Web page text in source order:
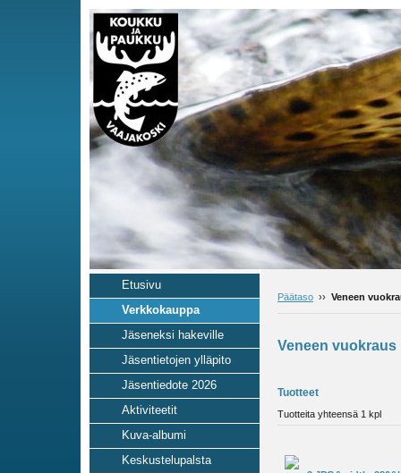
Etusivu
Verkkokauppa
Jäseneksi hakeville
Jäsentietojen ylläpito
Jäsentiedote 2026
Aktiviteetit
Kuva-albumi
Keskustelupalsta
Päätaso ›› Veneen
Veneen vuokraus
Tuotteet
Tuotteita yhteensä 1 kpl